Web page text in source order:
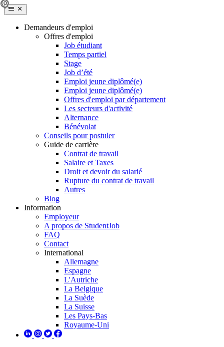
Demandeurs d'emploi
Offres d'emploi
Job étudiant
Temps partiel
Stage
Job d’été
Emploi jeune diplômé(e)
Emploi jeune diplômé(e)
Offres d'emploi par département
Les secteurs d'activité
Alternance
Bénévolat
Conseils pour postuler
Guide de carrière
Contrat de travail
Salaire et Taxes
Droit et devoir du salarié
Rupture du contrat de travail
Autres
Blog
Information
Employeur
A propos de StudentJob
FAQ
Contact
International
Allemagne
Espagne
L'Autriche
La Belgique
La Suède
La Suisse
Les Pays-Bas
Royaume-Uni